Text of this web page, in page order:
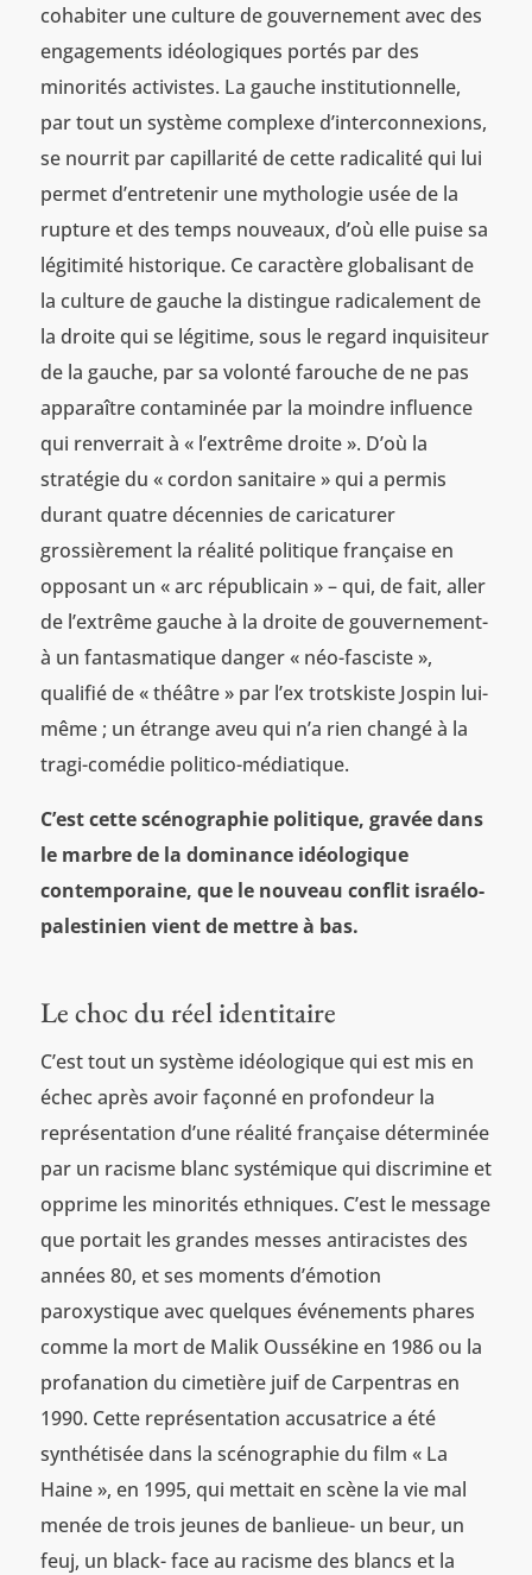
cohabiter une culture de gouvernement avec des
engagements idéologiques portés par des
minorités activistes. La gauche institutionnelle,
par tout un système complexe d’interconnexions,
se nourrit par capillarité de cette radicalité qui lui
permet d’entretenir une mythologie usée de la
rupture et des temps nouveaux, d’où elle puise sa
légitimité historique. Ce caractère globalisant de
la culture de gauche la distingue radicalement de
la droite qui se légitime, sous le regard inquisiteur
de la gauche, par sa volonté farouche de ne pas
apparaître contaminée par la moindre influence
qui renverrait à « l’extrême droite ». D’où la
stratégie du « cordon sanitaire » qui a permis
durant quatre décennies de caricaturer
grossièrement la réalité politique française en
opposant un « arc républicain » – qui, de fait, aller
de l’extrême gauche à la droite de gouvernement-
à un fantasmatique danger « néo-fasciste »,
qualifié de « théâtre » par l’ex trotskiste Jospin lui-
même ; un étrange aveu qui n’a rien changé à la
tragi-comédie politico-médiatique.
C’est cette scénographie politique, gravée dans
le marbre de la dominance idéologique
contemporaine, que le nouveau conflit israélo-
palestinien vient de mettre à bas.
Le choc du réel identitaire
C’est tout un système idéologique qui est mis en
échec après avoir façonné en profondeur la
représentation d’une réalité française déterminée
par un racisme blanc systémique qui discrimine et
opprime les minorités ethniques. C’est le message
que portait les grandes messes antiracistes des
années 80, et ses moments d’émotion
paroxystique avec quelques événements phares
comme la mort de Malik Oussékine en 1986 ou la
profanation du cimetière juif de Carpentras en
1990. Cette représentation accusatrice a été
synthétisée dans la scénographie du film « La
Haine », en 1995, qui mettait en scène la vie mal
menée de trois jeunes de banlieue- un beur, un
feuj, un black- face au racisme des blancs et la